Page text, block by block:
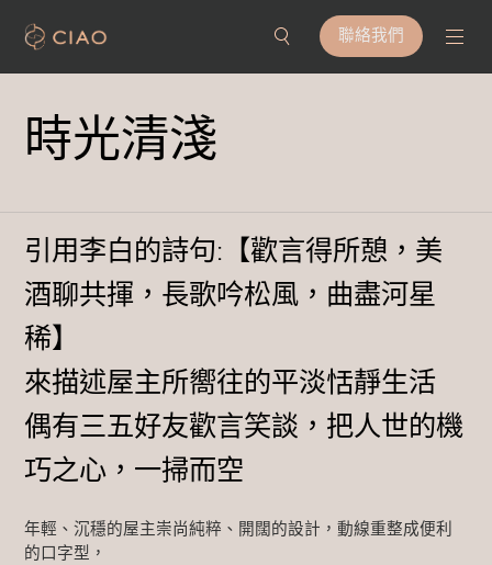
聯絡我們
時光清淺
引用李白的詩句:【歡言得所憩，美
酒聊共揮，長歌吟松風，曲盡河星
稀】
來描述屋主所嚮往的平淡恬靜生活
偶有三五好友歡言笑談，把人世的機
巧之心，一掃而空
年輕、沉穩的屋主崇尚純粹、開闊的設計，動線重整成便利
的口字型，